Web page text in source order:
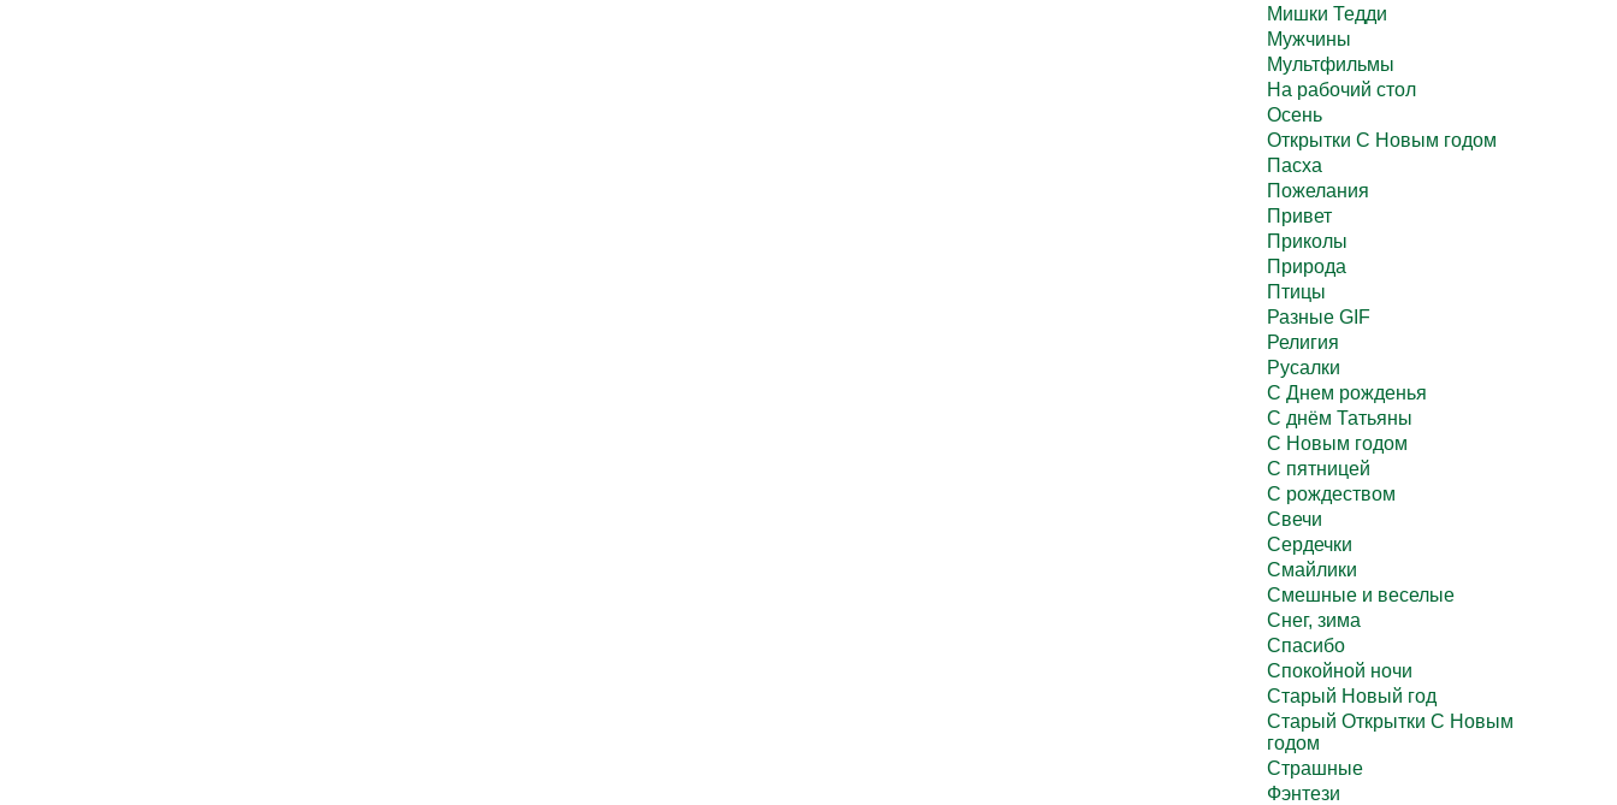
Мишки Тедди
Мужчины
Мультфильмы
На рабочий стол
Осень
Открытки С Новым годом
Пасха
Пожелания
Привет
Приколы
Природа
Птицы
Разные GIF
Религия
Русалки
С Днем рожденья
С днём Татьяны
С Новым годом
С пятницей
С рождеством
Свечи
Сердечки
Смайлики
Смешные и веселые
Снег, зима
Спасибо
Спокойной ночи
Старый Новый год
Старый Открытки С Новым
годом
Страшные
Фэнтези